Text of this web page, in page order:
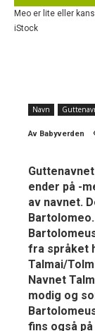
Meo er lite eller
iStock
Navn
Av Babyverden
ender på -
av navnet.
fra språket
Talmai/
Navnet
modig og
fins også